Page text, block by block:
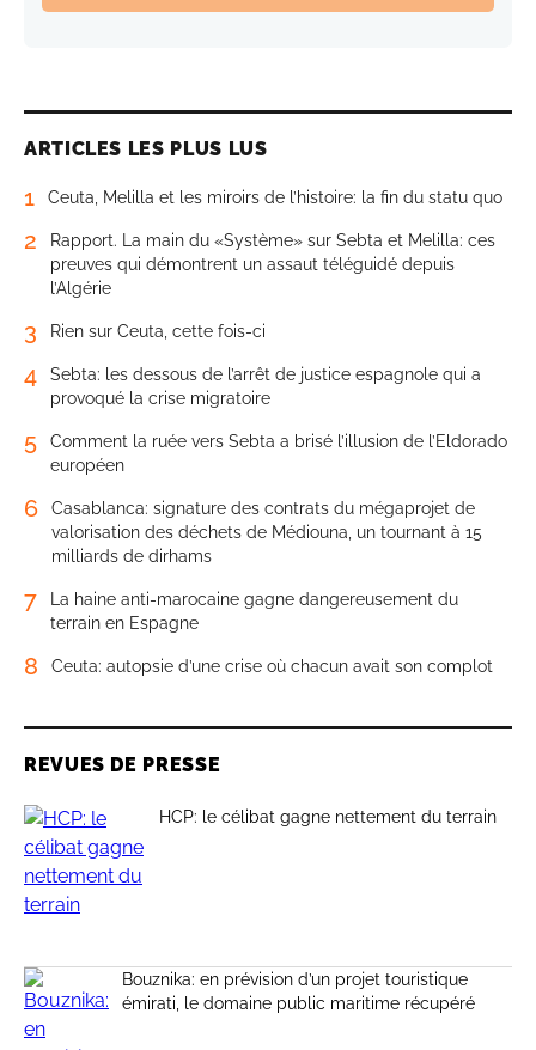
ARTICLES LES PLUS LUS
1 Ceuta, Melilla et les miroirs de l’histoire: la fin du statu quo
2
Rapport. La main du «Système» sur Sebta et Melilla: ces
preuves qui démontrent un assaut téléguidé depuis
l’Algérie
3 Rien sur Ceuta, cette fois-ci
4
Sebta: les dessous de l’arrêt de justice espagnole qui a
provoqué la crise migratoire
5
Comment la ruée vers Sebta a brisé l’illusion de l’Eldorado
européen
6
Casablanca: signature des contrats du mégaprojet de
valorisation des déchets de Médiouna, un tournant à 15
milliards de dirhams
7
La haine anti-marocaine gagne dangereusement du
terrain en Espagne
8 Ceuta: autopsie d’une crise où chacun avait son complot
REVUES DE PRESSE
HCP: le célibat gagne nettement du terrain
Bouznika: en prévision d’un projet touristique
émirati, le domaine public maritime récupéré